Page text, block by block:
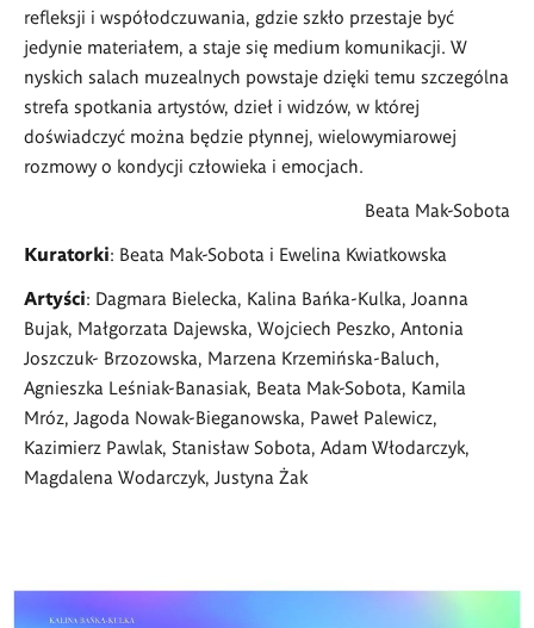
refleksji i współodczuwania, gdzie szkło przestaje być
jedynie materiałem, a staje się medium komunikacji. W
nyskich salach muzealnych powstaje dzięki temu szczególna
strefa spotkania artystów, dzieł i widzów, w której
doświadczyć można będzie płynnej, wielowymiarowej
rozmowy o kondycji człowieka i emocjach.
Beata Mak-Sobota
Kuratorki: Beata Mak-Sobota i Ewelina Kwiatkowska
Artyści: Dagmara Bielecka, Kalina Bańka-Kulka, Joanna
Bujak, Małgorzata Dajewska, Wojciech Peszko, Antonia
Joszczuk- Brzozowska, Marzena Krzemińska-Baluch,
Agnieszka Leśniak-Banasiak, Beata Mak-Sobota, Kamila
Mróz, Jagoda Nowak-Bieganowska, Paweł Palewicz,
Kazimierz Pawlak, Stanisław Sobota, Adam Włodarczyk,
Magdalena Wodarczyk, Justyna Żak